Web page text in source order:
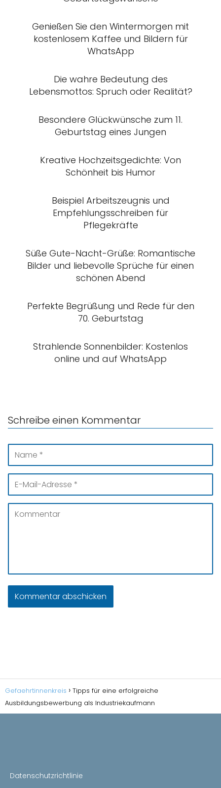
Genießen Sie den Wintermorgen mit
kostenlosem Kaffee und Bildern für
WhatsApp
Die wahre Bedeutung des
Lebensmottos: Spruch oder Realität?
Besondere Glückwünsche zum 11.
Geburtstag eines Jungen
Kreative Hochzeitsgedichte: Von
Schönheit bis Humor
Beispiel Arbeitszeugnis und
Empfehlungsschreiben für
Pflegekräfte
Süße Gute-Nacht-Grüße: Romantische
Bilder und liebevolle Sprüche für einen
schönen Abend
Perfekte Begrüßung und Rede für den
70. Geburtstag
Strahlende Sonnenbilder: Kostenlos
online und auf WhatsApp
Schreibe einen Kommentar
Gefaehrtinnenkreis
Tipps für eine erfolgreiche
Ausbildungsbewerbung als Industriekaufmann
Datenschutzrichtlinie